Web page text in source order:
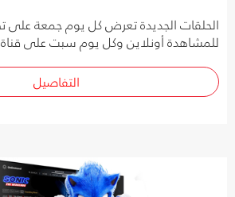
للمشاهدة أونلاين وكل يوم سبت على قناة OSN Series First
التفاصيل